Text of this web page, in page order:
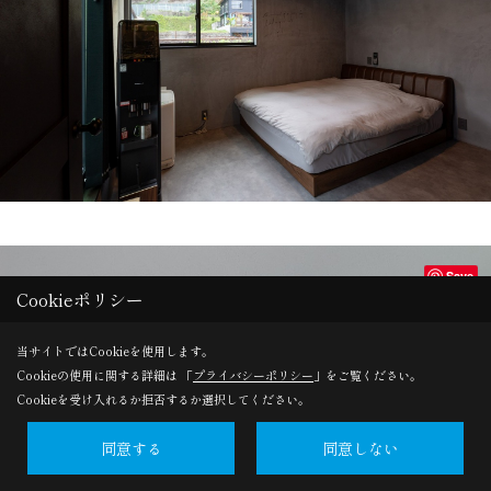
Save
Cookieポリシー
当サイトではCookieを使用します。
Cookieの使用に関する詳細は 「プライバシーポリシー 」をご覧ください。
Cookieを受け入れるか拒否するか選択してください。
同意する 同意しない